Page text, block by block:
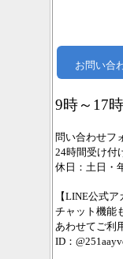
お問い合
9時～17時
問い合わせフ
24時間受け付
休日：土日・
【LINE公式ア
チャット機能
あわせてご利
ID：